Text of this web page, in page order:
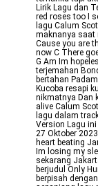
Lirik Lagu dan
red roses too I
lagu Calum
maknanya saat
Cause you are
now C There
G Am Im
terjemahan
bertahan
Kucoba resapi
nikmatnya Dan
alive Calum
lagu dalam
Version Lagu
27 Oktober
heart beating
Im losing my
sekarang
berjudul Only
berpisah